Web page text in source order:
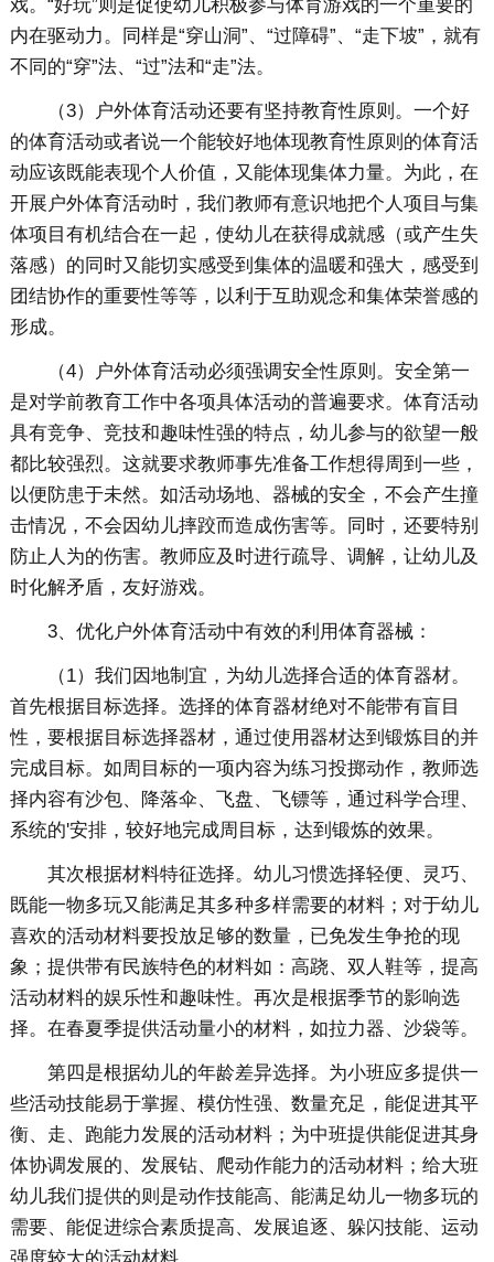
戏。“好玩”则是促使幼儿积极参与体育游戏的一个重要的
内在驱动力。同样是“穿山洞”、“过障碍”、“走下坡”，就有
不同的“穿”法、“过”法和“走”法。
（3）户外体育活动还要有坚持教育性原则。一个好
的体育活动或者说一个能较好地体现教育性原则的体育活
动应该既能表现个人价值，又能体现集体力量。为此，在
开展户外体育活动时，我们教师有意识地把个人项目与集
体项目有机结合在一起，使幼儿在获得成就感（或产生失
落感）的同时又能切实感受到集体的温暖和强大，感受到
团结协作的重要性等等，以利于互助观念和集体荣誉感的
形成。
（4）户外体育活动必须强调安全性原则。安全第一
是对学前教育工作中各项具体活动的普遍要求。体育活动
具有竞争、竞技和趣味性强的特点，幼儿参与的欲望一般
都比较强烈。这就要求教师事先准备工作想得周到一些，
以便防患于未然。如活动场地、器械的安全，不会产生撞
击情况，不会因幼儿摔跤而造成伤害等。同时，还要特别
防止人为的伤害。教师应及时进行疏导、调解，让幼儿及
时化解矛盾，友好游戏。
3、优化户外体育活动中有效的利用体育器械：
（1）我们因地制宜，为幼儿选择合适的体育器材。
首先根据目标选择。选择的体育器材绝对不能带有盲目
性，要根据目标选择器材，通过使用器材达到锻炼目的并
完成目标。如周目标的一项内容为练习投掷动作，教师选
择内容有沙包、降落伞、飞盘、飞镖等，通过科学合理、
系统的'安排，较好地完成周目标，达到锻炼的效果。
其次根据材料特征选择。幼儿习惯选择轻便、灵巧、
既能一物多玩又能满足其多种多样需要的材料；对于幼儿
喜欢的活动材料要投放足够的数量，已免发生争抢的现
象；提供带有民族特色的材料如：高跷、双人鞋等，提高
活动材料的娱乐性和趣味性。再次是根据季节的影响选
择。在春夏季提供活动量小的材料，如拉力器、沙袋等。
第四是根据幼儿的年龄差异选择。为小班应多提供一
些活动技能易于掌握、模仿性强、数量充足，能促进其平
衡、走、跑能力发展的活动材料；为中班提供能促进其身
体协调发展的、发展钻、爬动作能力的活动材料；给大班
幼儿我们提供的则是动作技能高、能满足幼儿一物多玩的
需要、能促进综合素质提高、发展追逐、躲闪技能、运动